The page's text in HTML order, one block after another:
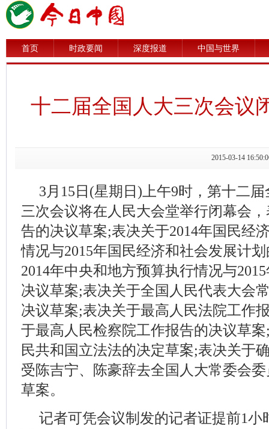
首页 时政要闻 深度报道 中国与世界
十二届全国人大三次会议
2015-03-14
3月15日(星期日)上午9时，第十二
三次会议将在人民大会堂举行闭幕会
告的决议草案;表决关于2014年国民经
情况与2015年国民经济和社会发展计
2014年中央和地方预算执行情况与
决议草案;表决关于全国人民代表大会
决议草案;表决关于最高人民法院工作
于最高人民检察院工作报告的决议草
民共和国立法法的决定草案;表决关于
受陈吉宁、陈豪辞去全国人大常委会
草案。
记者可凭会议制发的记者证提前1小